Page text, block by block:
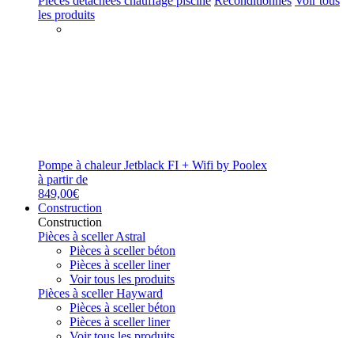
les produits
Pompe à chaleur Jetblack FI + Wifi by Poolex
à partir de
849,00€
Construction
Construction
Pièces à sceller Astral
Pièces à sceller béton
Pièces à sceller liner
Voir tous les produits
Pièces à sceller Hayward
Pièces à sceller béton
Pièces à sceller liner